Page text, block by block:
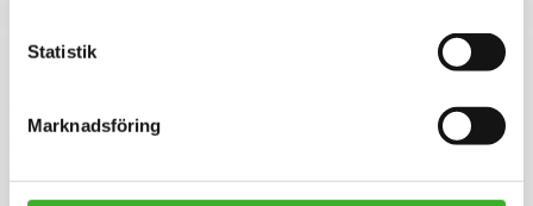
Statistik
Marknadsföring
Varmt välkommen med din ansökan och vi ser fram emot
att välkomna dig som en viktig del av vårt framgångsrika